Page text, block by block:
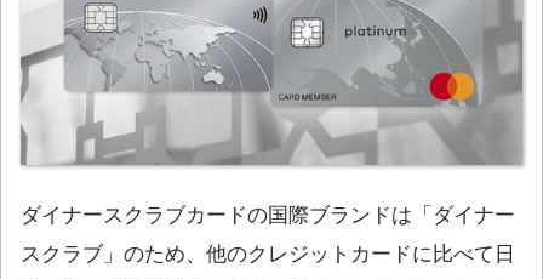
ダイナースクラブカードの国際ブランドは「ダイナー
スクラブ」のため、他のクレジットカードに比べて日